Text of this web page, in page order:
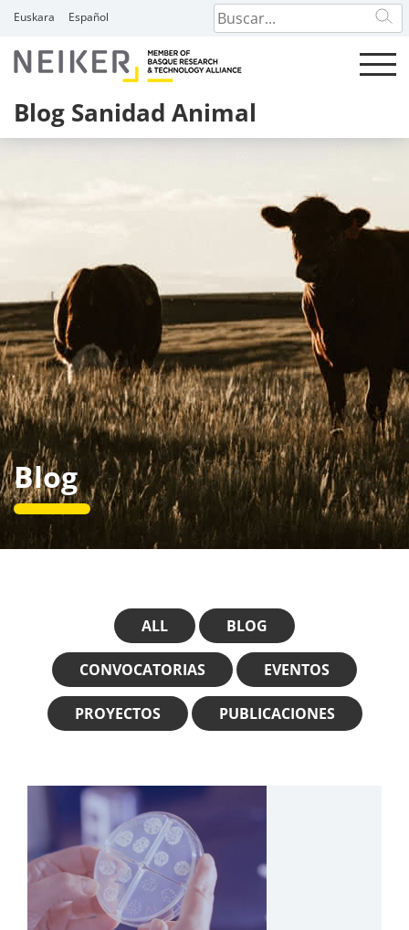
Skip
content
Euskara Español
Blog Sanidad Animal
Blog
ALL BLOG
CONVOCATORIAS EVENTOS
PROYECTOS PUBLICACIONES